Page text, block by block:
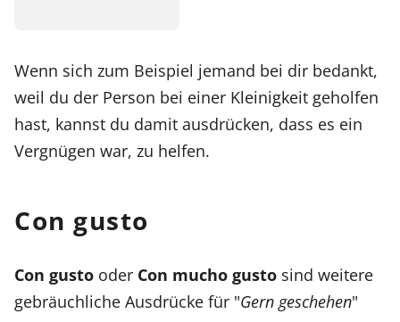
Wenn sich zum Beispiel jemand bei dir bedankt,
weil du der Person bei einer Kleinigkeit geholfen
hast, kannst du damit ausdrücken, dass es ein
Vergnügen war, zu helfen.
Con gusto
Con gusto oder Con mucho gusto sind weitere
gebräuchliche Ausdrücke für "Gern geschehen"